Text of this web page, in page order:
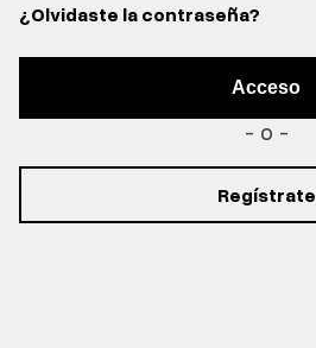
¿Olvidaste la contraseña?
Acceso
- o -
Regístrate